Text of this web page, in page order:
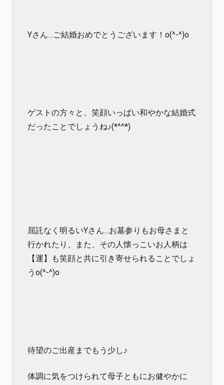
Yさん…ご結婚おめでとうございます！o(^-^)o
ゲストの方々と、笑顔いっぱい和やかな結婚式
だったことでしょうね♪(*^^*)
屈託なく明るいYさん…お墓参りもお母さまと
行かれたり、また、その人懐っこいお人柄は
【運】も笑顔と共に引き寄せられることでしょ
うo(^-^)o
待望のご出産までもう少し♪
体調に気をつけられて母子ともにお健やかに